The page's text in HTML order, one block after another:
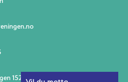
152 5535 Haugesund